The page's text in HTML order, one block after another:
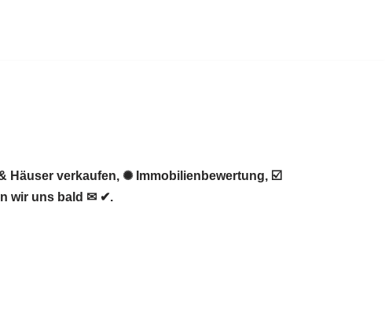
Häuser verkaufen, ✺ Immobilienbewertung, ☑️
wir uns bald ✉ ✔.